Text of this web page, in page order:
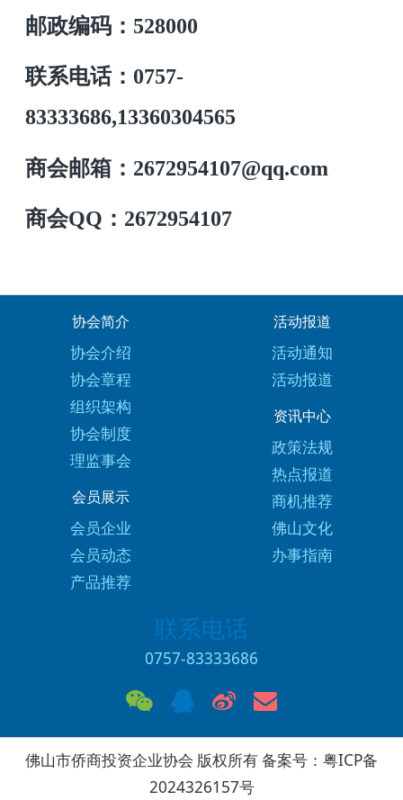
邮政编码：528000
联系电话： 0757-
83333686,13360304565
商会邮箱： 2672954107@qq.com
商会QQ：2672954107
协会简介
协会介绍
协会章程
组织架构
协会制度
理监事会
活动报道
活动通知
活动报道
资讯中心
政策法规
热点报道
商机推荐
佛山文化
办事指南
会员展示
会员企业
会员动态
产品推荐
联系电话
0757-83333686
佛山市侨商投资企业协会 版权所有 备案号： 粤ICP备
2024326157号